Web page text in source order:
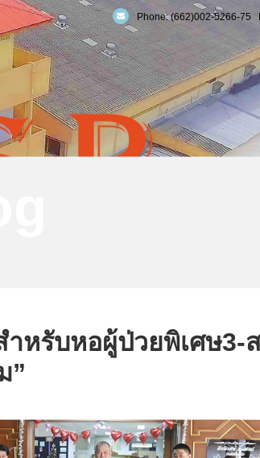
Phone: (662)002-5266-75
หรับหอผู้ป่วยพิเศษ3-
”